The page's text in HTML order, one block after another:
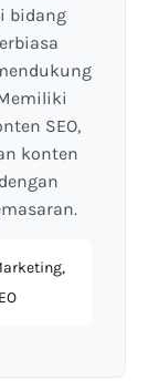
bidang
SEO,
konten